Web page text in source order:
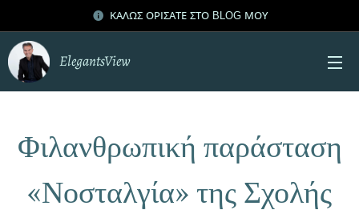
ΚΑΛΩΣ ΟΡΙΣΑΤΕ ΣΤΟ BLOG ΜΟΥ
ElegantsView
Φιλανθρωπική παράσταση
«Νοσταλγία» της Σχολής